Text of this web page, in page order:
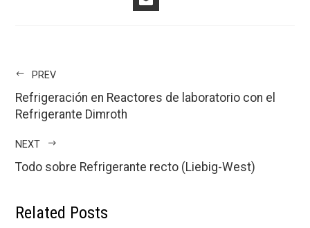
PREV
Refrigeración en Reactores de laboratorio con el
Refrigerante Dimroth
NEXT
Todo sobre Refrigerante recto (Liebig-West)
Related Posts